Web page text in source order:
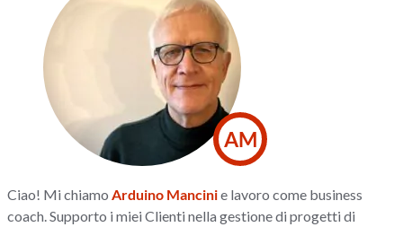
AM
Ciao! Mi chiamo Arduino Mancinie lavoro come business
coach. Supporto i miei Clienti nella gestione di progetti di